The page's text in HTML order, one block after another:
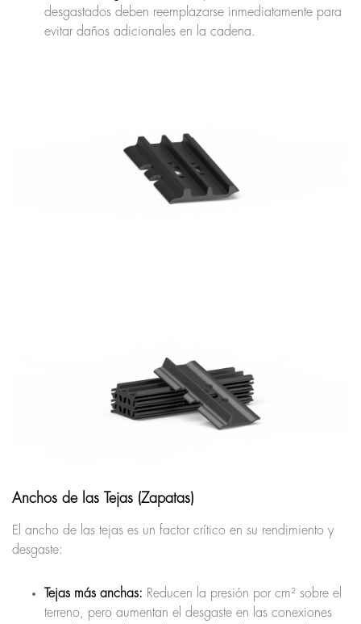
desgastados deben reemplazarse inmediatamente para
evitar daños adicionales en la cadena.
Anchos de las Tejas (Zapatas)
El ancho de las tejas es un factor crítico en su rendimiento y
desgaste:
Tejas más anchas: Reducen la presión por cm² sobre el
terreno, pero aumentan el desgaste en las conexiones